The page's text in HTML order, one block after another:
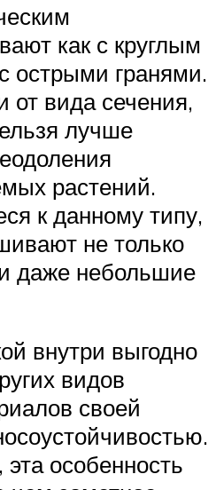
как с круглым
острыми гранями.
от вида сечения,
лучше
растений.
к данному типу,
не только
даже небольшие
внутри выгодно
видов
своей
особенность